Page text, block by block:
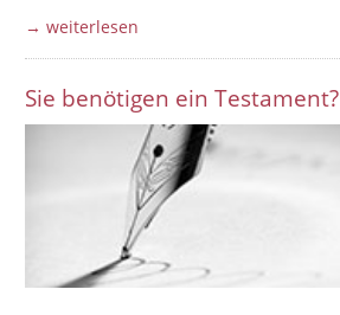
→ weiterlesen
Sie benötigen ein Testament?